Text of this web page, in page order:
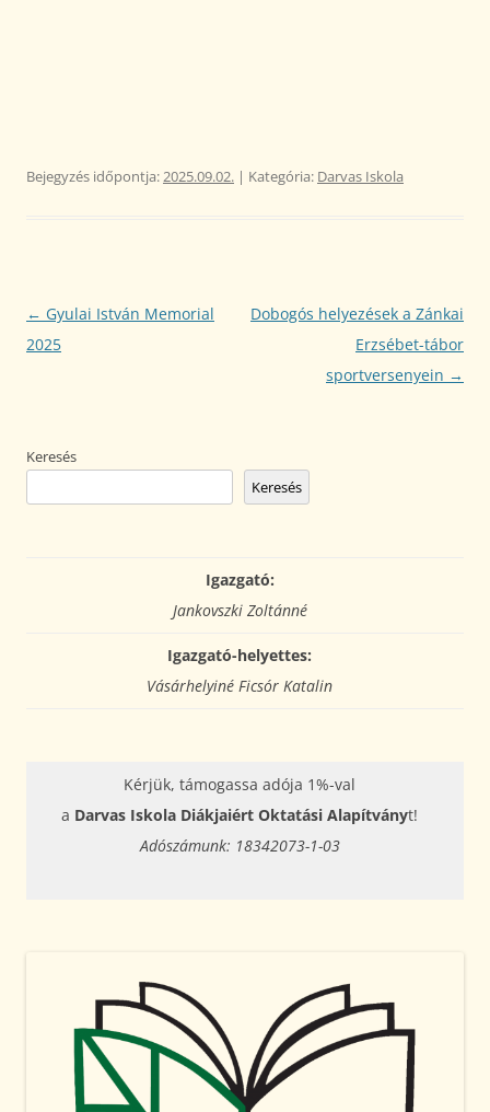
Bejegyzés időpontja:2025.09.02. | Kategória: Darvas Iskola
Bejegyzés
navigáció
← Gyulai István Memorial
2025
Dobogós helyezések a Zánkai
Erzsébet-tábor
sportversenyein →
Keresés
Keresés
Igazgató:
Jankovszki Zoltánné
Igazgató-helyettes:
Vásárhelyiné Ficsór Katalin
Kérjük, támogassa adója 1%-val
a Darvas Iskola Diákjaiért Oktatási Alapítványt!
Adószámunk: 18342073-1-03